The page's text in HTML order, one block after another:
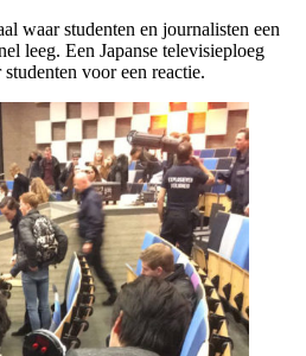
waar studenten en journalisten een
leeg. Een Japanse televisieploeg
voor een reactie.